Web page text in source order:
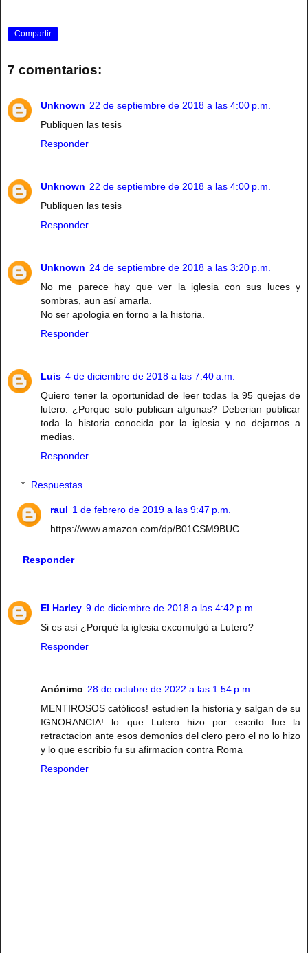
Compartir
7 comentarios:
Unknown 22 de septiembre de 2018 a las 4:00 p.m.
Publiquen las tesis
Responder
Unknown 22 de septiembre de 2018 a las 4:00 p.m.
Publiquen las tesis
Responder
Unknown 24 de septiembre de 2018 a las 3:20 p.m.
No me parece hay que ver la iglesia con sus luces y
sombras, aun así amarla.
No ser apología en torno a la historia.
Responder
Luis 4 de diciembre de 2018 a las 7:40 a.m.
Quiero tener la oportunidad de leer todas la 95 quejas de
lutero. ¿Porque solo publican algunas? Deberian publicar
toda la historia conocida por la iglesia y no dejarnos a
medias.
Responder
Respuestas
raul 1 de febrero de 2019 a las 9:47 p.m.
https://www.amazon.com/dp/B01CSM9BUC
Responder
El Harley 9 de diciembre de 2018 a las 4:42 p.m.
Si es así ¿Porqué la iglesia excomulgó a Lutero?
Responder
Anónimo 28 de octubre de 2022 a las 1:54 p.m.
MENTIROSOS católicos! estudien la historia y salgan de su
IGNORANCIA! lo que Lutero hizo por escrito fue la
retractacion ante esos demonios del clero pero el no lo hizo
y lo que escribio fu su afirmacion contra Roma
Responder